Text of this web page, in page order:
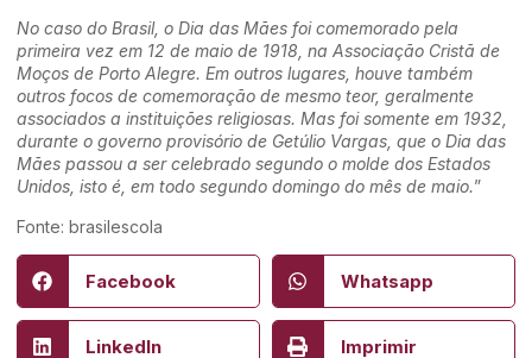
No caso do Brasil, o Dia das Mães foi comemorado pela
primeira vez em 12 de maio de 1918, na Associação Cristã de
Moços de Porto Alegre. Em outros lugares, houve também
outros focos de comemoração de mesmo teor, geralmente
associados a instituições religiosas. Mas foi somente em 1932,
durante o governo provisório de Getúlio Vargas, que o Dia das
Mães passou a ser celebrado segundo o molde dos Estados
Unidos, isto é, em todo segundo domingo do mês de maio.”
Fonte: brasilescola
Facebook Whatsapp
LinkedIn Imprimir